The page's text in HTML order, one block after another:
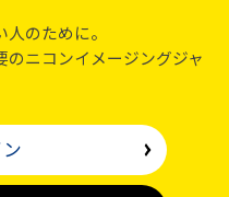
のために。
ニコンイメージングジャ